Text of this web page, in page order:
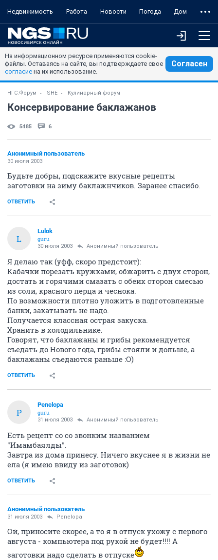
Недвижимость Работа Новости Погода Дом
На информационном ресурсе применяются cookie-
файлы. Оставаясь на сайте, вы подтверждаете свое
согласие на их использование.
Согласен
НГС.Форум SHE Кулинарный форум
Консервирование баклажанов
5485 6
Анонимный пользователь
30 июля 2003
Будьте добры, подскажите вкусные рецепты
заготовки на зиму баклажнчиков. Заранее спасибо.
ОТВЕТИТЬ
L
Lulok
guru
30 июля 2003 Анонимный пользователь
Я делаю так (уфф, скоро предстоит):
Кабачки порезать кружками, обжарить с двух сторон,
достать и горячими смазать с обеих сторон смесью
из соли, красного перца и чеснока.
По возможности плотно уложить в подготовленные
банки, закатывать не надо.
Получается классная острая закуска.
Хранить в холодильнике.
Говорят, что баклажаны и грибы рекомендуется
съедать до Нового года, грибы стояли и дольше, а
баклажаны съедаются раньше :O)
ОТВЕТИТЬ
P
Penelopa
guru
31 июля 2003 Анонимный пользователь
Есть рецепт со со звонким названием
"Имамбаялды".
Завтра из дома принесу. Ничего вкуснее я в жизни не
ела (я имею ввиду из заготовок)
ОТВЕТИТЬ
Анонимный пользователь
31 июля 2003 Penelopa
Ой, приносите скорее, а то я в отпуск ухожу с первого
августа - компьютера под рукой не будет!!!! А
заготовки надо сделать в отпуске